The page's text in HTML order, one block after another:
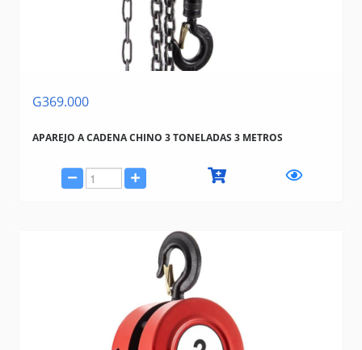
G369.000
APAREJO A CADENA CHINO 3 TONELADAS 3 METROS